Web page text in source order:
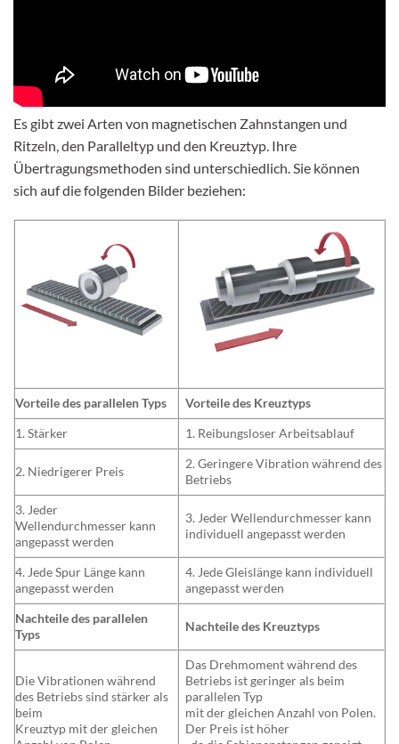
Es gibt zwei Arten von magnetischen Zahnstangen und
Ritzeln, den Paralleltyp und den Kreuztyp. Ihre
Übertragungsmethoden sind unterschiedlich. Sie können
sich auf die folgenden Bilder beziehen:
Vorteile des parallelen Typs
Vorteile des Kreuztyps
1. Stärker
1. Reibungsloser Arbeitsablauf
2. Niedrigerer Preis
2. Geringere Vibration während des
Betriebs
3. Jeder
Wellendurchmesser kann
angepasst werden
3. Jeder Wellendurchmesser kann
individuell angepasst werden
4. Jede Spur Länge kann
angepasst werden
4. Jede Gleislänge kann individuell
angepasst werden
Nachteile des parallelen
Typs
Nachteile des Kreuztyps
Die Vibrationen während
des Betriebs sind stärker als
beim
Kreuztyp mit der gleichen
Das Drehmoment während des
Betriebs ist geringer als beim
parallelen Typ
mit der gleichen Anzahl von Polen.
Der Preis ist höher